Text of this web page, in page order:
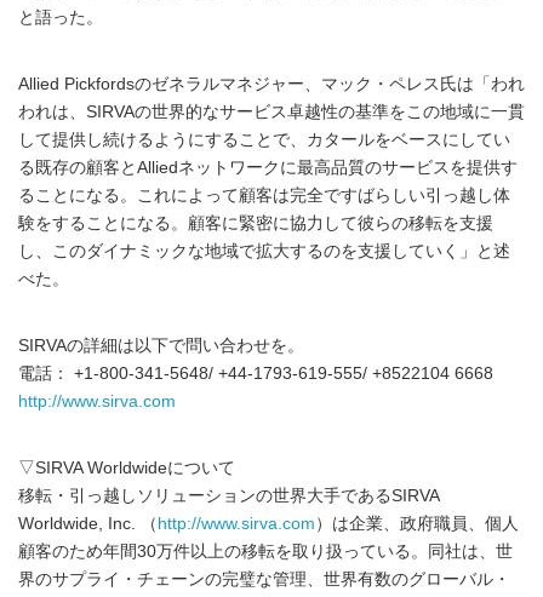
と語った。
Allied Pickfordsのゼネラルマネジャー、マック・ペレス氏は「われ
われは、SIRVAの世界的なサービス卓越性の基準をこの地域に一貫
して提供し続けるようにすることで、カタールをベースにしてい
る既存の顧客とAlliedネットワークに最高品質のサービスを提供す
ることになる。これによって顧客は完全ですばらしい引っ越し体
験をすることになる。顧客に緊密に協力して彼らの移転を支援
し、このダイナミックな地域で拡大するのを支援していく」と述
べた。
SIRVAの詳細は以下で問い合わせを。
電話： +1-800-341-5648/ +44-1793-619-555/ +8522104 6668
http://www.sirva.com
▽SIRVA Worldwideについて
移転・引っ越しソリューションの世界大手であるSIRVA
Worldwide, Inc. （ http://www.sirva.com ）は企業、政府職員、個人
顧客のため年間30万件以上の移転を取り扱っている。同社は、世
界のサプライ・チェーンの完璧な管理、世界有数のグローバル・